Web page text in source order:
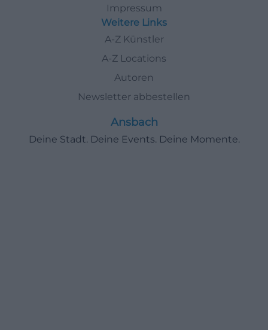
Impressum
Weitere Links
A-Z Künstler
A-Z Locations
Autoren
Newsletter abbestellen
Ansbach
Deine Stadt. Deine Events. Deine Momente.